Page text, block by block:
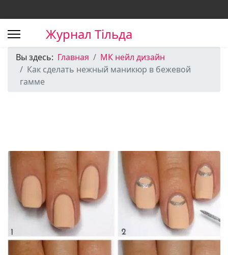
Журнал Тільда
Вы здесь: Главная
МК нейл дизайн
Как сделать нежный маникюр в бежевой
гамме